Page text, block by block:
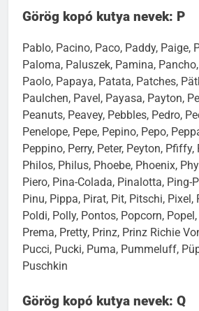
Görög kopó kutya nevek: P
Pablo, Pacino, Paco, Paddy, Paige,
Paloma, Paluszek, Pamina,
Paolo, Papaya, Patata, Patches,
Paulchen, Pavel, Payasa, Payton,
Peanuts, Peavey, Pebbles, Pedro,
Penelope, Pepe, Pepino, Pepo,
Peppino, Perry, Peter, Peyton,
Philos, Philus, Phoebe, Phoenix,
Piero, Pina-Colada, Pinalotta, Ping-
Pinu, Pippa, Pirat, Pit, Pitschi, Pixel,
Poldi, Polly, Pontos, Popcorn,
Prema, Pretty, Prinz, Prinz Richie
Pucci, Pucki, Puma, Pummeluff,
Puschkin
Görög kopó kutya nevek: Q